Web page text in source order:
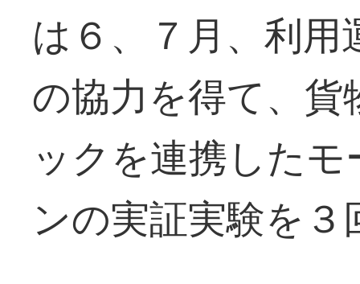
は６、７月、利
の協力を得て、
ックを連携した
ンの実証実験を３